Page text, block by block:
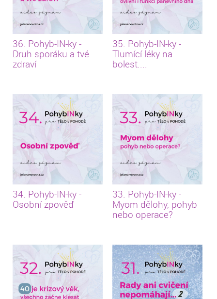
36. Pohyb-IN-ky -
Druh sporáku a tvé
zdraví
35. Pohyb-IN-ky -
Tlumící léky na
bolest....
34. Pohyb-IN-ky -
Osobní zpověď
33. Pohyb-IN-ky -
Myom dělohy, pohyb
nebo operace?